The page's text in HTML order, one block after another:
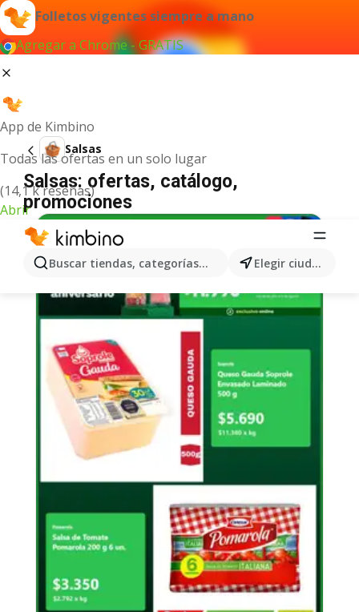
Folletos vigentes siempre a mano
Agregar a Chrome - GRATIS
App de Kimbino
Todas las ofertas en un solo lugar
(14,1 k reseñas)
Abrir
Buscar tiendas, categorías, productos... Elegir ciudad
Salsas
Salsas: ofertas, catálogo,
promociones